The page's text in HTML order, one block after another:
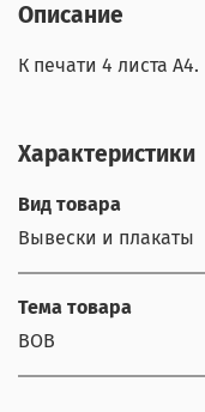
Описание
К печати 4 листа А4.
Характеристики
Вид товара
Вывески и плакаты
Тема товара
ВОВ